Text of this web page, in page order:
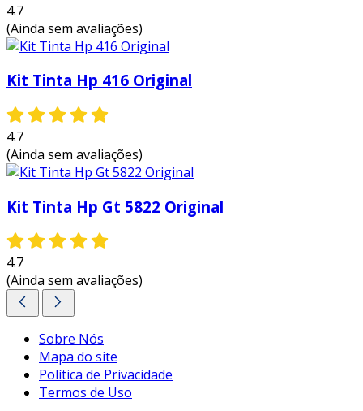
4.7
(Ainda sem avaliações)
Kit Tinta Hp 416 Original
4.7
(Ainda sem avaliações)
Kit Tinta Hp Gt 5822 Original
4.7
(Ainda sem avaliações)
Sobre Nós
Mapa do site
Política de Privacidade
Termos de Uso